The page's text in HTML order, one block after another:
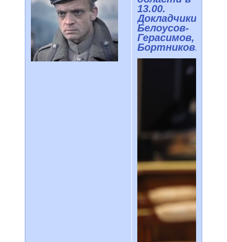
13.00.
Докладчики
Белоусов-
Герасимов,
Бортников!